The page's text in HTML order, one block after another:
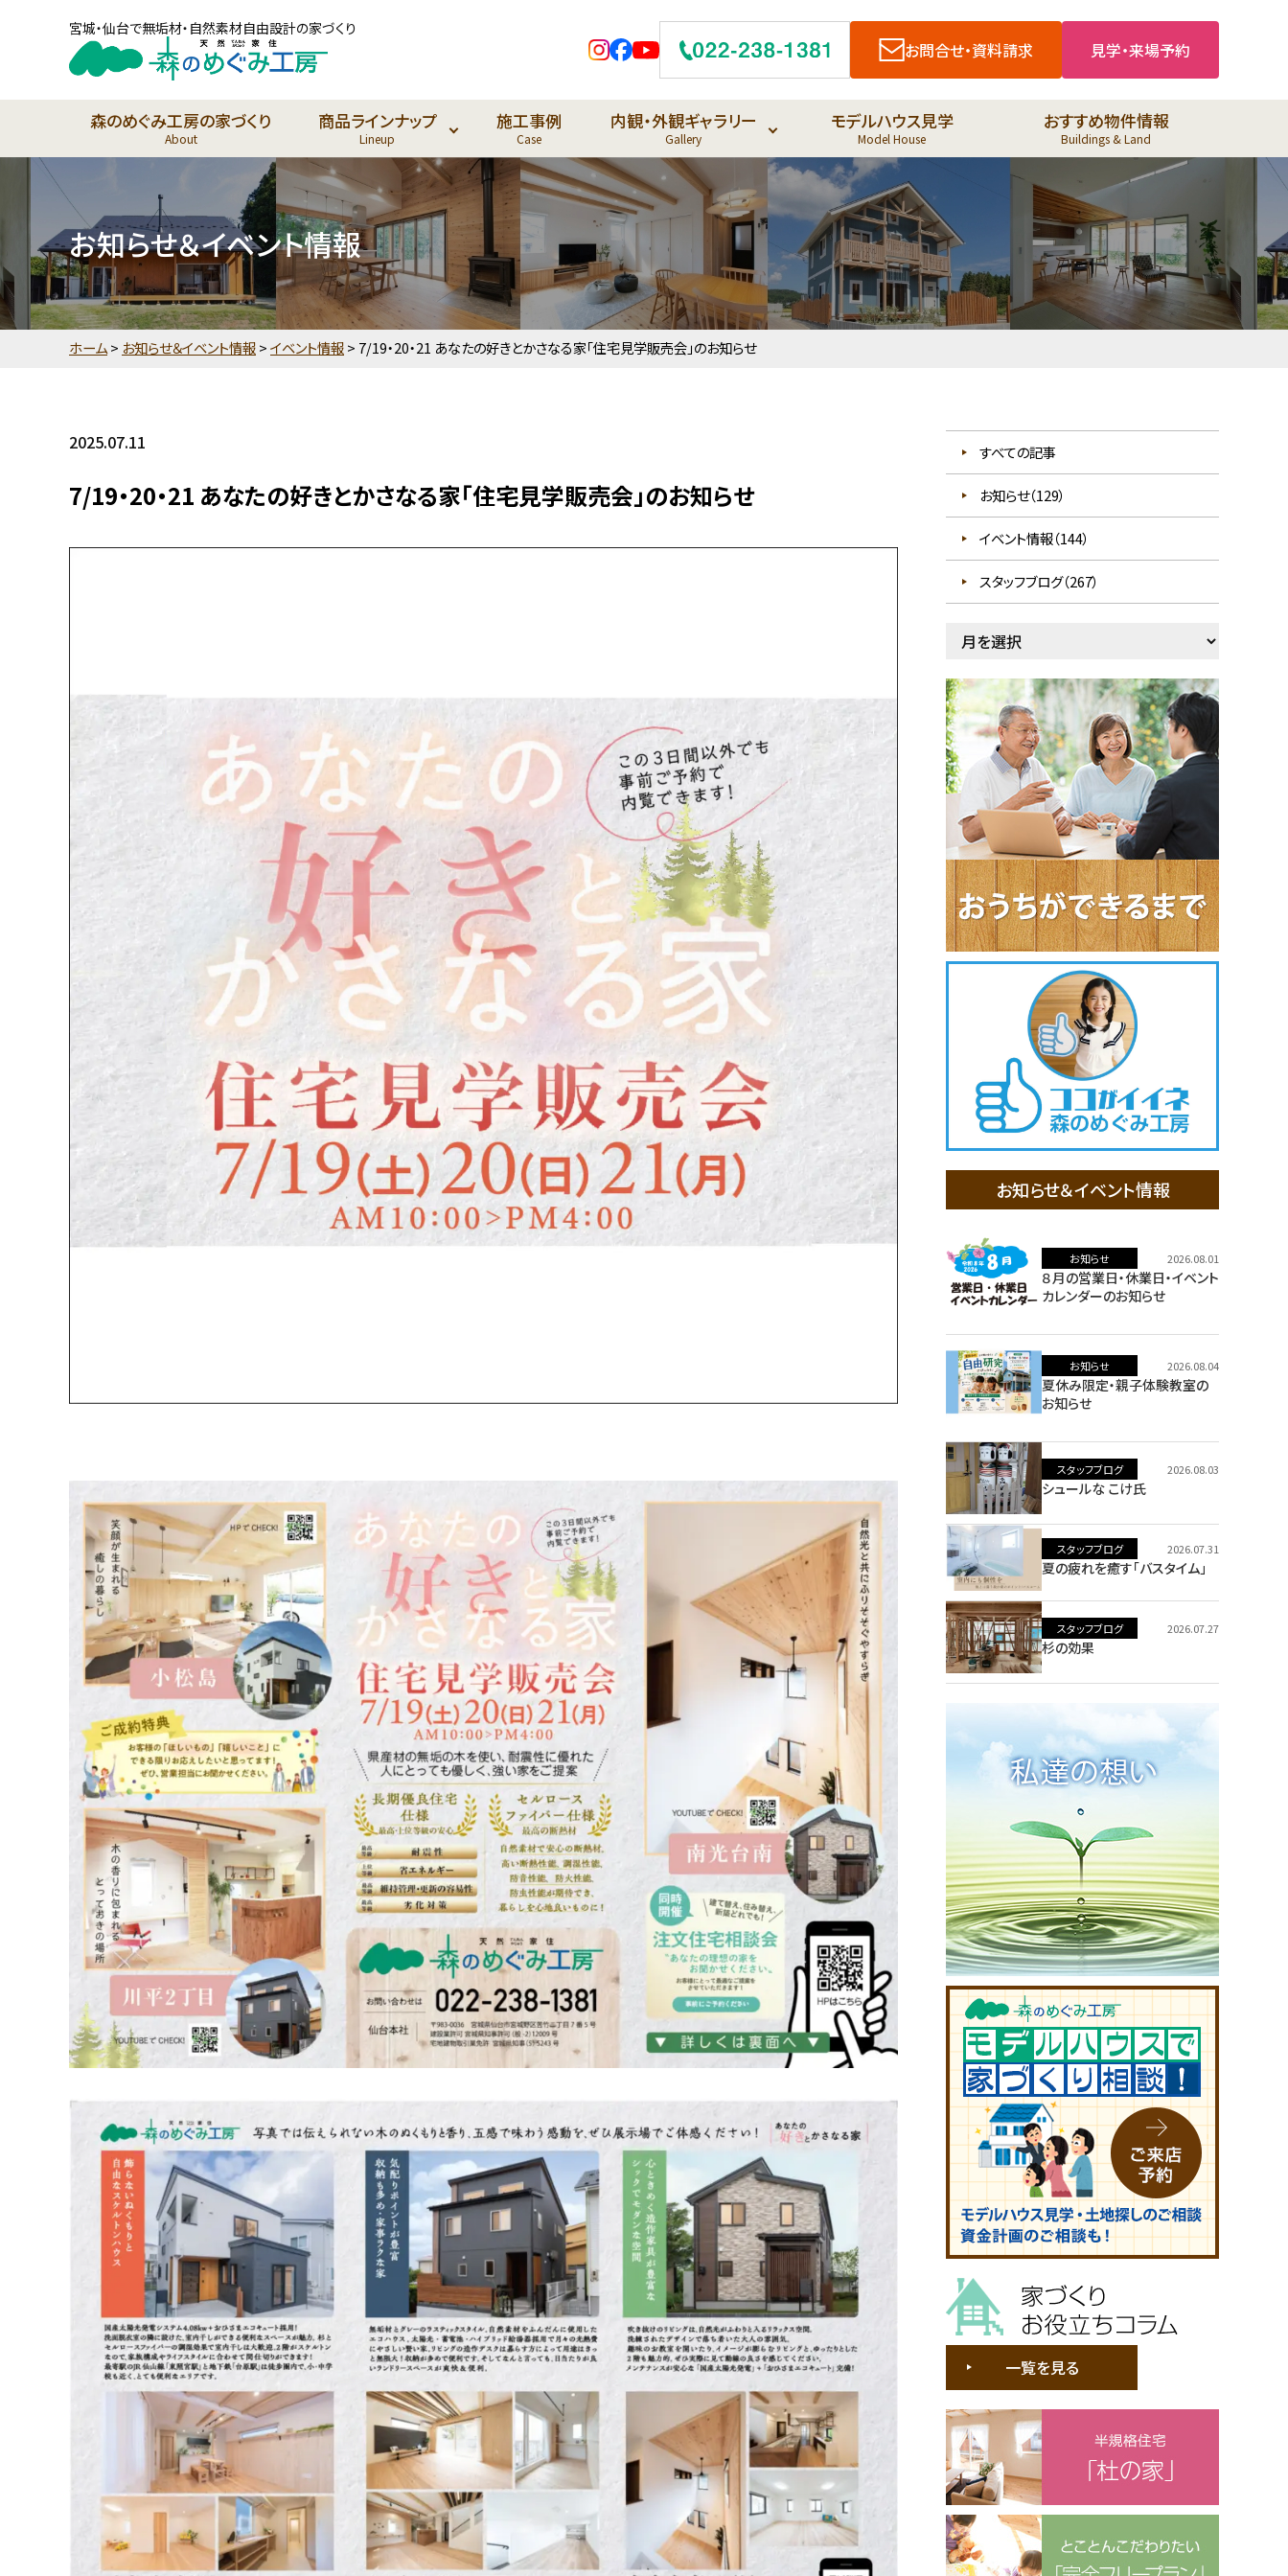
宮城・仙台で無垢材・自然素材自由設計の家づくり
お問合せ・資料請求 見学・来場予約
森のめぐみ工房の家づくり
About
商品ラインナップ
Lineup
施工事例
Case
内観・外観ギャラリー
Gallery
モデルハウス見学
Model House
おすすめ物件情報
Buildings & Land
お知らせ＆イベント情報
ホーム> お知らせ＆イベント情報>イベント情報> 7/19・20・21 あなたの好きとかさなる家「住宅見学販売会」のお知らせ
2025.07.11
7/19・20・21 あなたの好きとかさなる家「住宅見学販売会」のお知らせ
すべての記事
お知らせ（129）
イベント情報（144）
スタッフブログ（267）
お知らせ＆イベント情報
お知らせ 2026.08.01
８月の営業日・休業日・イベント
カレンダーのお知らせ
お知らせ 2026.08.04
夏休み限定・親子体験教室の
お知らせ
スタッフブログ 2026.08.03
シュールな こけ氏
スタッフブログ 2026.07.31
夏の疲れを癒す「バスタイム」
スタッフブログ 2026.07.27
杉の効果
家づくりお役立ちコラム
一覧を見る